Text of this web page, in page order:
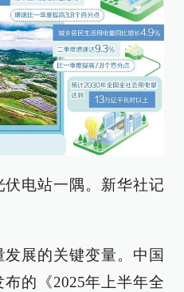
电站一隅。新华社记
展的关键变量。中国
的《2025年上半年全